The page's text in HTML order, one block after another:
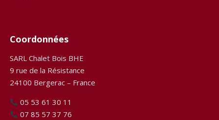
Coordonnées
SARL Chalet Bois BHE
9 rue de la Résistance
24100 Bergerac – France
05 53 61 30 11
07 85 57 37 76